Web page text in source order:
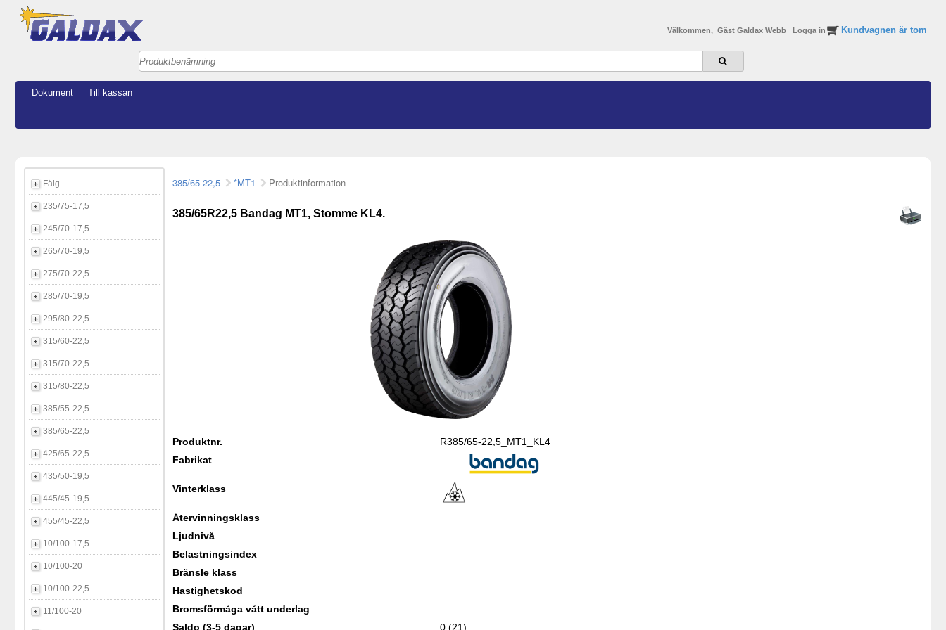
Välkommen, Gäst Galdax Webb Logga in Kundvagnen är tom
Dokument Till kassan
Fälg
235/75-17,5
245/70-17,5
265/70-19,5
275/70-22,5
285/70-19,5
295/80-22,5
315/60-22,5
315/70-22,5
315/80-22,5
385/55-22,5
385/65-22,5
425/65-22,5
435/50-19,5
445/45-19,5
455/45-22,5
10/100-17,5
10/100-20
10/100-22,5
11/100-20
385/65-22,5 *MT1 Produktinformation
385/65R22,5 Bandag MT1, Stomme KL4.
Produktnr.
R385/65-22,5_MT1_KL4
Fabrikat
Vinterklass
Återvinningsklass
Ljudnivå
Belastningsindex
Bränsle klass
Hastighetskod
Bromsförmåga vått underlag
Saldo (3-5 dagar)
0 (21)